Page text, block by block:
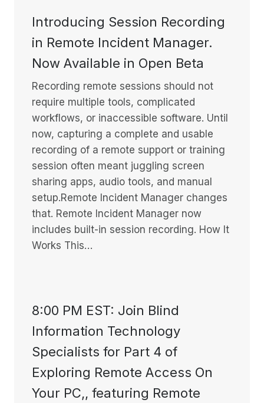
Introducing Session Recording
in Remote Incident Manager.
Now Available in Open Beta
Recording remote sessions should not
require multiple tools, complicated
workflows, or inaccessible software. Until
now, capturing a complete and usable
recording of a remote support or training
session often meant juggling screen
sharing apps, audio tools, and manual
setup.Remote Incident Manager changes
that. Remote Incident Manager now
includes built-in session recording. How It
Works This…
8:00 PM EST: Join Blind
Information Technology
Specialists for Part 4 of
Exploring Remote Access On
Your PC,, featuring Remote